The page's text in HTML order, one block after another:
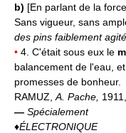
b) [En parlant de la
Sans vigueur, sans
des pins faiblement
• 4. C'était sous eux le
balancement de l'eau,
promesses de bonheur.
RAMUZ, A. Pache,
— Spécialement
♦ÉLECTRONIQUE